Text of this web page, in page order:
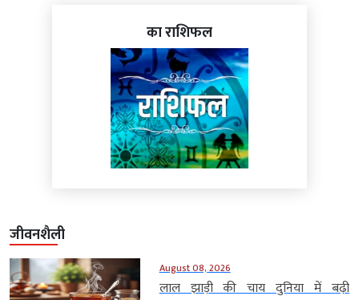
का राशिफल
जीवनशैली
August 08, 2026
लाल झाड़ी की चाय दुनिया में बढ़ी